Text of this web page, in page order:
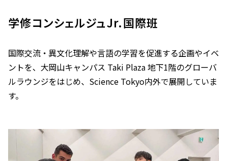
学修コンシェルジュJr.国際班
国際交流・異文化理解や言語の学習を促進する企画やイベ
ントを、大岡山キャンパス Taki Plaza 地下1階のグローバ
ルラウンジをはじめ、Science Tokyo内外で展開していま
す。